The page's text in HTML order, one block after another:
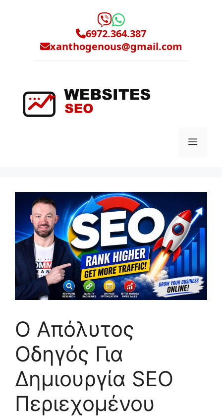
6972.364.387
xanthogenous@gmail.com
Ο Απόλυτος
Οδηγός Για
Δημιουργία SEO
Περιεχομένου